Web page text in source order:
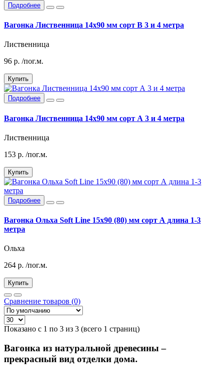
Подробнее
Вагонка Лиственница 14х90 мм сорт В 3 и 4 метра
Лиственница
96 р. /пог.м.
Купить
Подробнее
Вагонка Лиственница 14х90 мм сорт А 3 и 4 метра
Лиственница
153 р. /пог.м.
Купить
Подробнее
Вагонка Ольха Soft Line 15x90 (80) мм сорт А длина 1-3
метра
Ольха
264 р. /пог.м.
Купить
Сравнение товаров (0)
Показано с 1 по 3 из 3 (всего 1 страниц)
Вагонка из натуральной древесины –
прекрасный вид отделки дома.